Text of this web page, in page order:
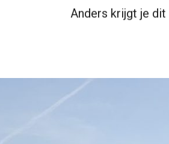
Anders krijgt je dit